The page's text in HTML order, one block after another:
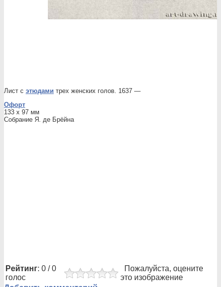
Лист с этюдами трех женских голов. 1637 —
Офорт
133 x 97 мм
Собрание Я. де Брёйна
Рейтинг: 0 / 0
голос
Пожалуйста, оцените
это изображение